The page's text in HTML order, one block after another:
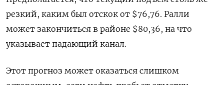
резкий, каким был отскок от $76,76. Ралли
может закончиться в районе $80,36, на что
указывает падающий канал.
Этот прогноз может оказаться слишком